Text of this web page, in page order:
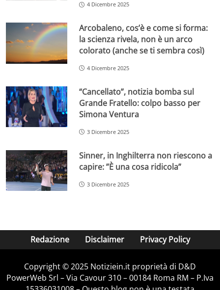
4 Dicembre 2025
Arcobaleno, cos’è e come si forma:
la scienza rivela, non è un arco
colorato (anche se ti sembra così)
4 Dicembre 2025
“Cancellato”, notizia bomba sul
Grande Fratello: colpo basso per
Simona Ventura
3 Dicembre 2025
Sinner, in Inghilterra non riescono a
capire: ”È una cosa ridicola”
3 Dicembre 2025
Redazione Disclaimer Privacy Policy
Copyright © 2025 Notiziein.it proprietà di D&D
PowerWeb Srl – Via Cavour 310 – 00184 Roma RM – P.Iva